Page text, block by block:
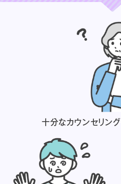
十分なカウンセリン